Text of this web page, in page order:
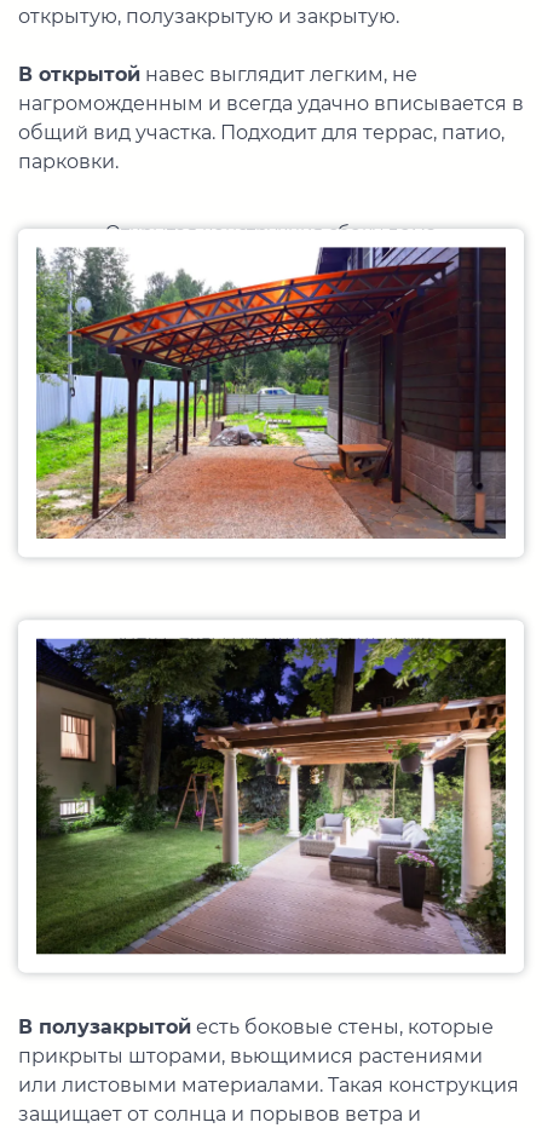
открытую, полузакрытую и закрытую.
В открытой навес выглядит легким, не
нагроможденным и всегда удачно вписывается в
общий вид участка. Подходит для террас, патио,
парковки.
Открытая конструкция сбоку дома
Зона с навесом отдельно от дома
В полузакрытой есть боковые стены, которые
прикрыты шторами, вьющимися растениями
или листовыми материалами. Такая конструкция
защищает от солнца и порывов ветра и